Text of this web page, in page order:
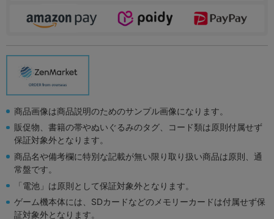
商品画像は商品説明のためのサンプル画像になります。
販促物、書籍の帯やぬいぐるみのタグ、コード類は原則付属せず
保証対象外となります。
商品名や備考欄に特別な記載が無い限り取り扱い商品は原則、通
常盤です。
「電池」は原則として保証対象外となります。
ゲーム機本体には、SDカードなどのメモリーカードは付属せず保
証対象外となります。